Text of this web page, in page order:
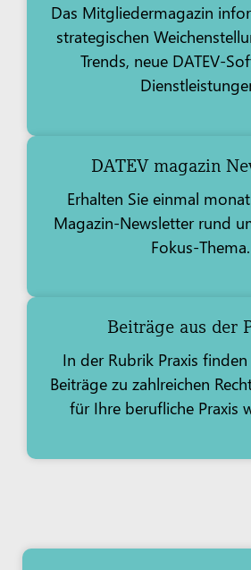
Das Mitgliedermagazin
strategischen
Trends, neue DATEV-
DATEV magazin
Erhalten Sie einmal
Magazin-Newsletter rund
Fokus-Thema.
Beiträge aus der
In der Rubrik Praxis
Beiträge zu zahlreichen
für Ihre berufliche Praxis